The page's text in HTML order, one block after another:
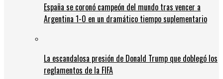
España se coronó campeón del mundo tras vencer a
Argentina 1-0 en un dramático tiempo suplementario
La escandalosa presión de Donald Trump que doblegó los
reglamentos de la FIFA